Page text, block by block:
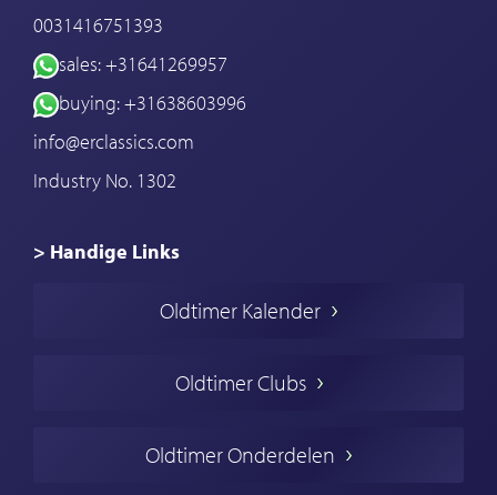
0031416751393
sales: +31641269957
buying: +31638603996
info@erclassics.com
Industry No. 1302
> Handige Links
Amerikaanse oldtimers
Franse oldtimers
Oldtimer Kalender
Oldtimer Clubs
Oldtimer Onderdelen